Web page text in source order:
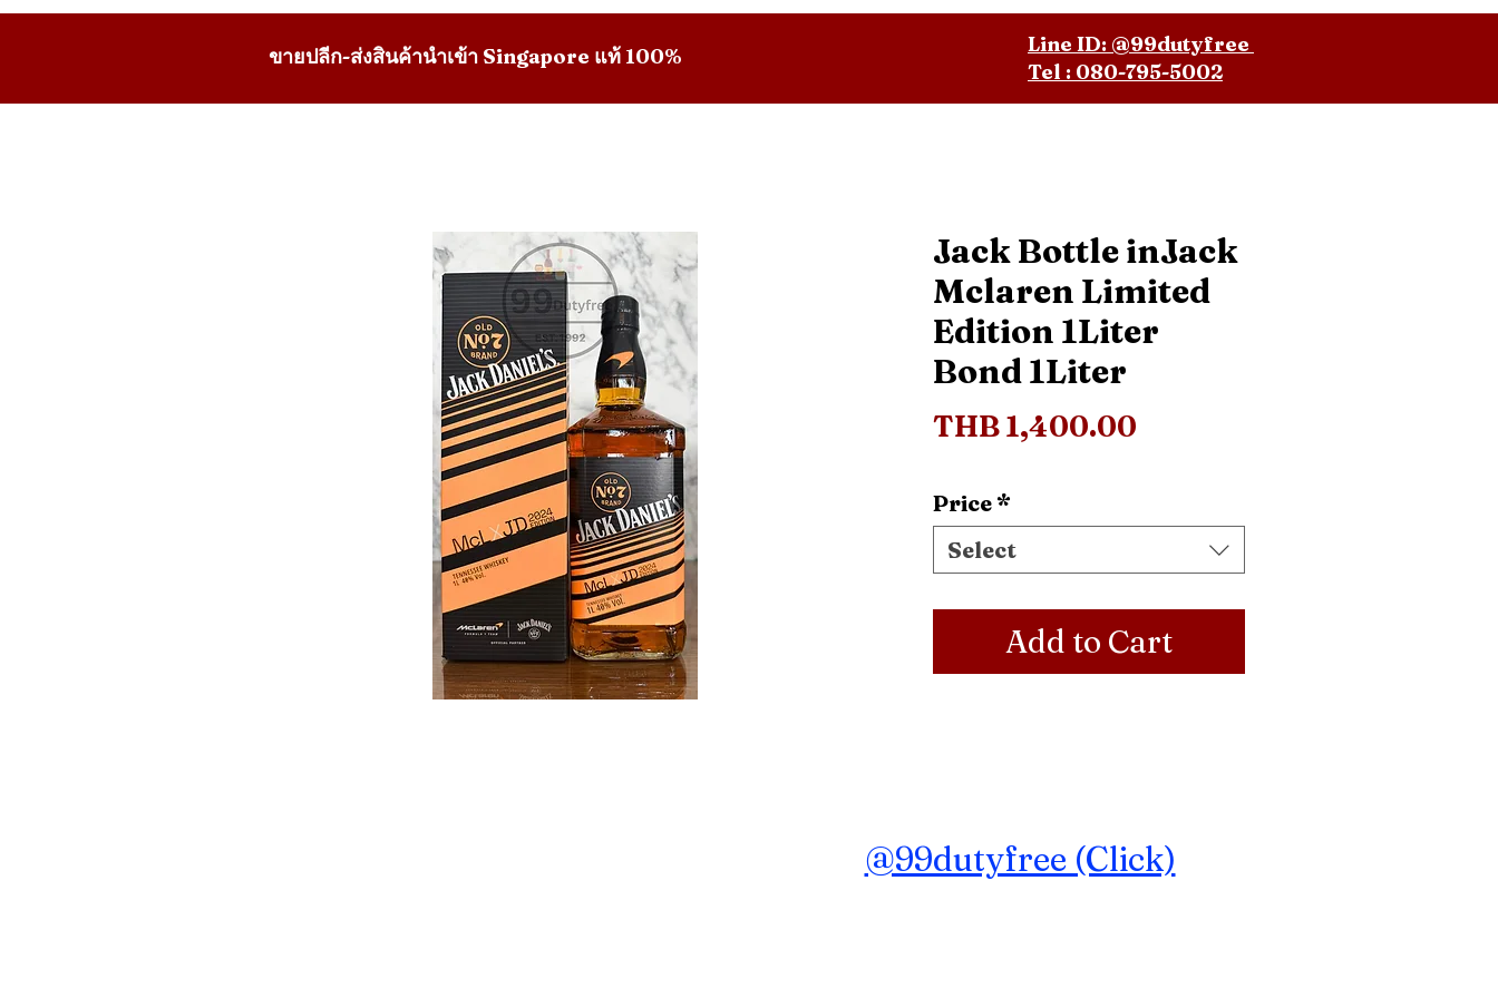
ขายปลีก-ส่งสินค้านำเข้า Singapore แท้ 100%
Line ID: @99dutyfree
Tel : 080-795-5002
Jack Bottle inJack
Mclaren Limited
Edition 1Liter
Bond 1Liter
THB 1,400.00
Price *
Select
Add to Cart
@99dutyfree (Click)